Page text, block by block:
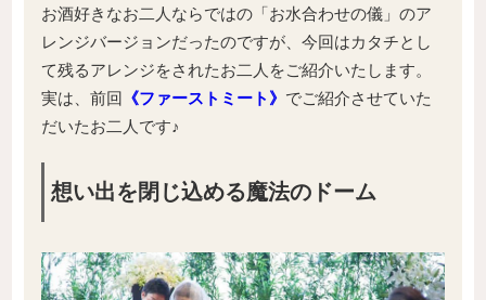
お酒好きなお二人ならではの「お水合わせの儀」のア
レンジバージョンだったのですが、今回はカタチとし
て残るアレンジをされたお二人をご紹介いたします。
実は、前回
《ファーストミート》 でご紹介させていた
だいたお二人です♪
想い出を閉じ込める魔法のドーム